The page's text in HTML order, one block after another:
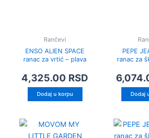
Rančevi
ENSO ALIEN SPACE
ranac za vrtić – plava
4,325.00 RSD
Dodaj u korpu
PEPE
ranac za
Dodaj